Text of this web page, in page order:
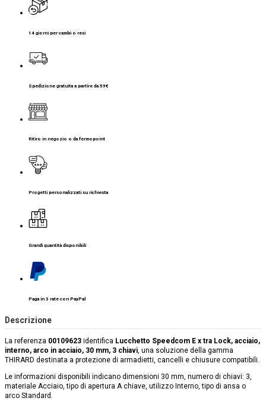
14 giorni per cambi o resi
Spedizione gratuita a partire da 59€
Ritiro in negozio o da fermopoint
Progetti personalizzati su richiesta
Grandi quantità disponibili
Paga in 3 rate con PayPal
Descrizione
La referenza 00109623 identifica Lucchetto Speedcom E x tra Lock, acciaio,
interno, arco in acciaio, 30 mm, 3 chiavi, una soluzione della gamma
THIRARD destinata a protezione di armadietti, cancelli e chiusure compatibili.
Le informazioni disponibili indicano dimensioni 30 mm, numero di chiavi: 3,
materiale Acciaio, tipo di apertura A chiave, utilizzo Interno, tipo di ansa o
arco Standard.